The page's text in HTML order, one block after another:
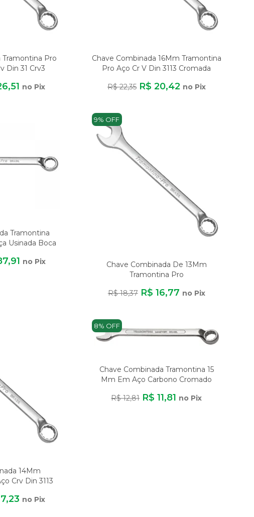
Tramontina Pro
Din 31 Crv3
no Pix
Chave Combinada 16Mm Tramontina
Pro Aço Cr V Din 3113 Cromada
R$ 22,35 R$ 20,42 no Pix
Tramontina
Usinada Boca
no Pix
9% OFF
Chave Combinada De 13Mm
Tramontina Pro
R$ 18,37 R$ 16,77 no Pix
14Mm
Crv Din 3113
no Pix
8% OFF
Chave Combinada Tramontina 15
Mm Em Aço Carbono Cromado
R$ 12,81 R$ 11,81 no Pix